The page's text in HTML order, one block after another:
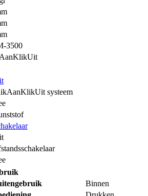
3500
systeem
Binnen